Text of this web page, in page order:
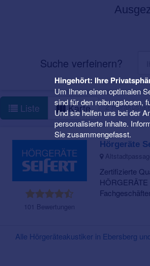
Suche verfeinern?
Liste Karte 2
101 Bewertungen
Hörgeräte
Zertifizierte
Alle Hörgeräteakustiker in Ebersberg
Hingehört: Ihre
Um Ihnen einen optimalen
sind für den reibungslosen,
Und sie helfen uns bei der
personalisierte Inhalte.
Sie zusammengefasst.